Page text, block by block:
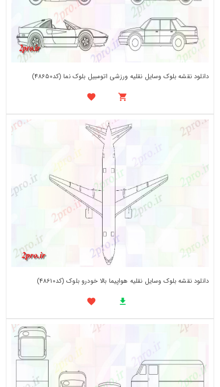
دانلود نقشه بلوک وسایل نقلیه ورزشی اتومبیل بلوک نما (کد48650)
دانلود نقشه بلوک وسایل نقلیه هواپیما بالا خودرو بلوک (کد48610)